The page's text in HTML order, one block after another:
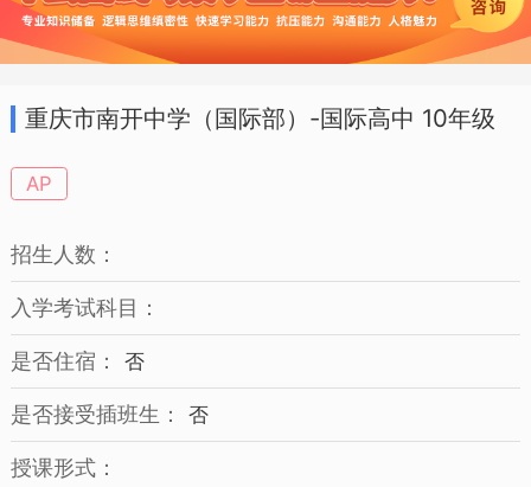
50的大学录取，其中42%的学生获得美国
排名前30的大学录取。
重庆市南开中学（国际部）-国际高中 10年级
AP
招生人数：
入学考试科目：
是否住宿： 否
是否接受插班生： 否
授课形式：